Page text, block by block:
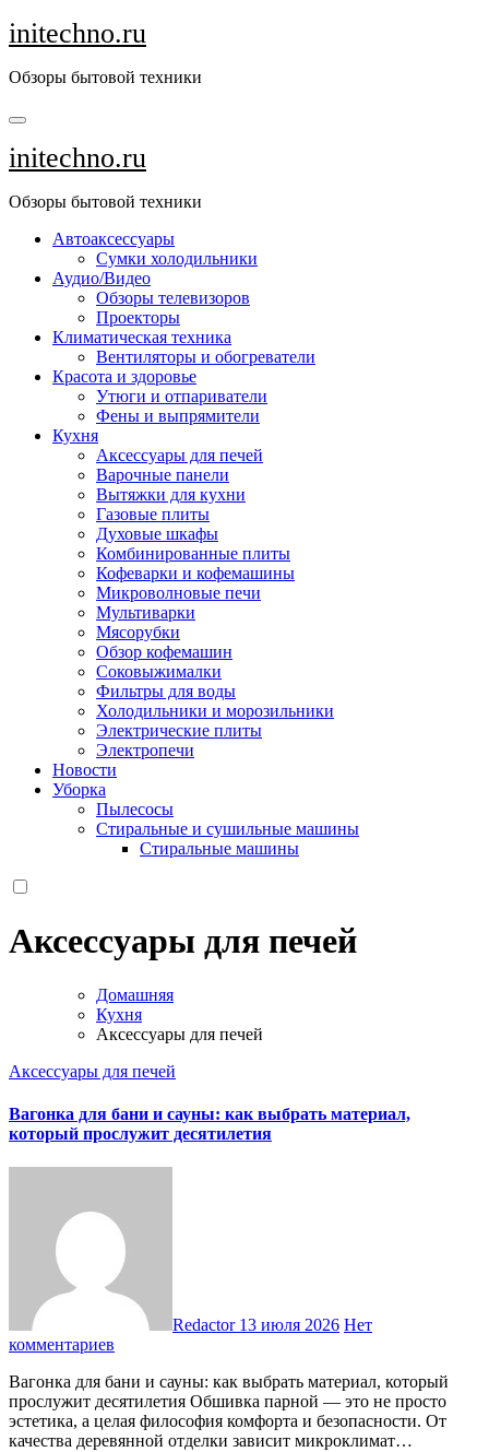
Перейти
к
initechno.ru
Обзоры бытовой техники
initechno.ru
Обзоры бытовой техники
Автоаксессуары
Сумки холодильники
Аудио/Видео
Обзоры телевизоров
Проекторы
Климатическая техника
Вентиляторы и обогреватели
Красота и здоровье
Утюги и отпариватели
Фены и выпрямители
Кухня
Аксессуары для печей
Варочные панели
Вытяжки для кухни
Газовые плиты
Духовые шкафы
Комбинированные плиты
Кофеварки и кофемашины
Микроволновые печи
Мультиварки
Мясорубки
Обзор кофемашин
Соковыжималки
Фильтры для воды
Холодильники и морозильники
Электрические плиты
Электропечи
Новости
Уборка
Пылесосы
Стиральные и сушильные машины
Стиральные машины
Аксессуары для печей
Домашняя
Кухня
Аксессуары для печей
Аксессуары для печей
Вагонка для бани и сауны: как выбрать материал,
который прослужит десятилетия
Redactor 13 июля 2026 Нет
комментариев
Вагонка для бани и сауны: как выбрать материал, который
прослужит десятилетия Обшивка парной — это не просто
эстетика, а целая философия комфорта и безопасности. От
качества деревянной отделки зависит микроклимат…